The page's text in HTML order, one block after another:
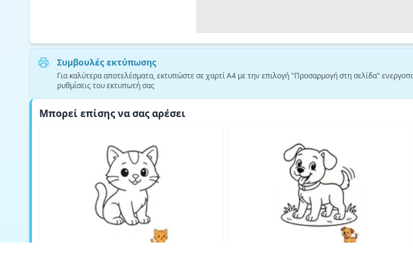
Συμβουλές εκτύπωσης
Για καλύτερα αποτελέσματα, εκτυπώστε σε χαρτί A4 με την επιλογή "Προσαρμογή στη σελίδα"
ρυθμίσεις του εκτυπωτή σας
Μπορεί επίσης να σας αρέσει